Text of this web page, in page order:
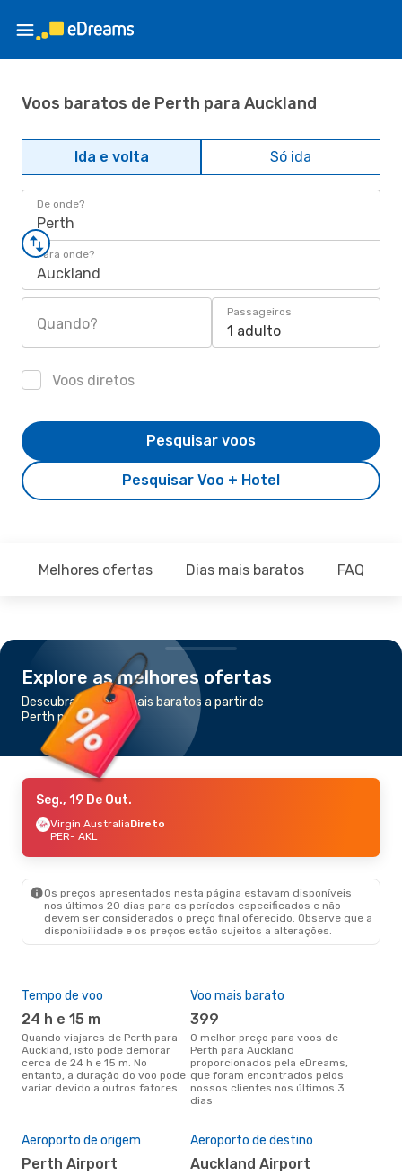
Voos baratos de Perth para Auckland
Ida e volta Só ida
De onde?
Perth
Para onde?
Auckland
Quando?
Passageiros
1 adulto
Voos diretos
Pesquisar Voo + Hotel
Pesquisar voos
Melhores ofertas Dias mais baratos FAQ
Explore as melhores ofertas
Descubra os voos mais baratos a partir de
Perth para Auckland
Seg., 19 De Out.
Virgin AustraliaDireto
PER- AKL
Os preços apresentados nesta página estavam disponíveis
nos últimos 20 dias para os períodos especificados e não
devem ser considerados o preço final oferecido. Observe que a
disponibilidade e os preços estão sujeitos a alterações.
Tempo de voo
24 h e 15 m
Quando viajares de Perth para
Auckland, isto pode demorar
cerca de 24 h e 15 m. No
entanto, a duração do voo pode
variar devido a outros fatores
Voo mais barato
399
O melhor preço para voos de
Perth para Auckland
proporcionados pela eDreams,
que foram encontrados pelos
nossos clientes nos últimos 3
dias
Aeroporto de origem
Perth Airport
Aeroporto de destino
Auckland Airport